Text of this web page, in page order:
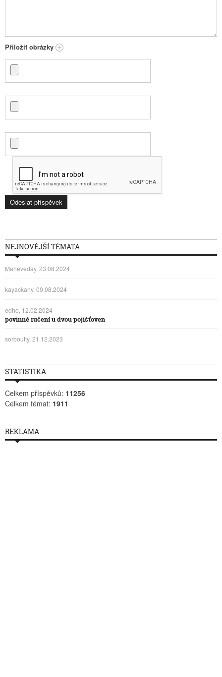
Přiložit obrázky
NEJNOVĚJŠÍ TÉMATA
Maheveday, 23.08.2024
kayackany, 09.08.2024
edho, 12.02.2024
povinné ručení u dvou pojišťoven
sorboutty, 21.12.2023
STATISTIKA
Celkem příspěvků: 11256
Celkem témat: 1911
REKLAMA